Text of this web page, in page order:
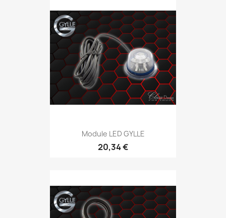
Module LED GYLLE
20,34 €